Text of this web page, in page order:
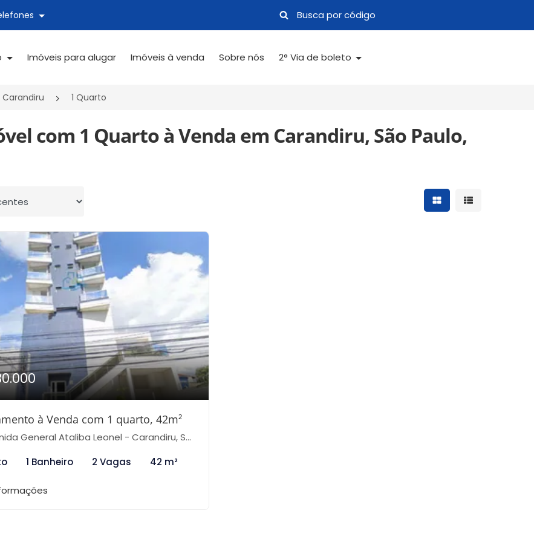
Imóveis para alugar Imóveis à venda Sobre nós 2° Via de boleto
Carandiru 1 Quarto
com 1 Quarto à Venda em Carandiru, São Paulo,
Mostrar resultados
Mostrar
à Venda com 1 quarto, 42m²
General Ataliba Leonel - Carandiru, São Paulo-SP
1 Banheiro 2 Vagas 42 m²